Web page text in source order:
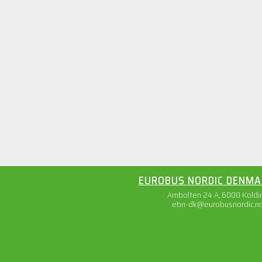
EUROBUS NORDIC
Ambolten 24 A, 6000
ebn-